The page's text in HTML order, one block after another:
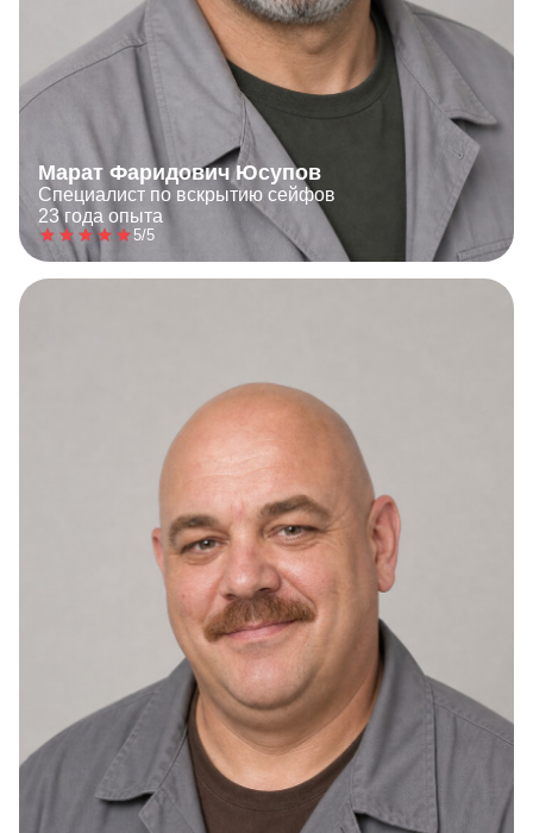
Марат Фаридович Юсупов
Специалист по вскрытию сейфов
23 года опыта
5/5